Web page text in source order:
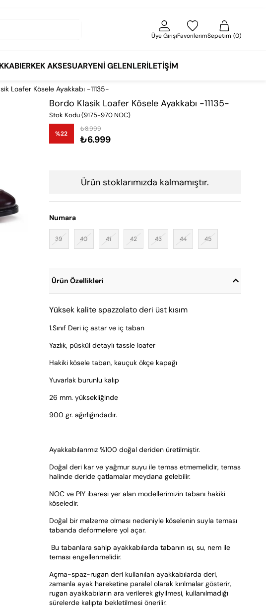
Üye GirişiFavorilerimSepetim 0
ERKEK AKSESUARYENI GELENLERİLETIŞIM
Loafer Kösele Ayakkabı -11135-
Bordo Klasik Loafer Kösele Ayakkabı -11135-
Stok Kodu(9175-970 NOC)
%22
İndirim
₺8.999
₺6.999
Ürün stoklarımızda kalmamıştır.
Numara
39 40 41 42 43 44 45
Ürün Özellikleri
Yüksek kalite spazzolato deri üst kısım
1.Sınıf Deri iç astar ve iç taban
Yazlık, püskül detaylı tassle loafer
Hakiki kösele taban, kauçuk ökçe kapağı
Yuvarlak burunlu kalıp
26 mm. yüksekliğinde
900 gr. ağırlığındadır.
Ayakkabılarımız %100 doğal deriden üretilmiştir.
Doğal deri kar ve yağmur suyu ile temas etmemelidir, temas
halinde deride çatlamalar meydana gelebilir.
NOC ve PIY ibaresi yer alan modellerimizin tabanı hakiki
köseledir.
Doğal bir malzeme olması nedeniyle köselenin suyla teması
tabanda deformelere yol açar.
Bu tabanlara sahip ayakkabılarda tabanın ısı, su, nem ile
teması engellenmelidir.
Açma-spaz-rugan deri kullanılan ayakkabılarda deri,
zamanla ayak hareketine paralel olarak kırılmalar gösterir,
rugan ayakkabıların ara verilerek giyilmesi, kullanılmadığı
sürelerde kalıpta bekletilmesi önerilir.